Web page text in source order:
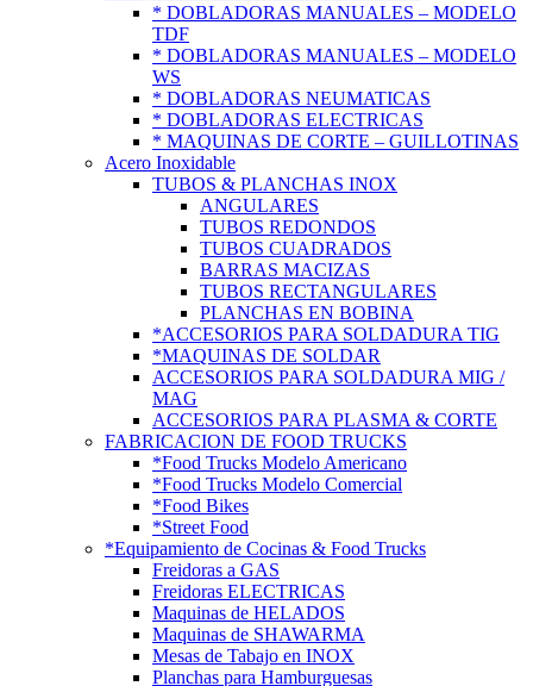
* DOBLADORAS MANUALES – MODELO
TDF
* DOBLADORAS MANUALES – MODELO
WS
* DOBLADORAS NEUMATICAS
* DOBLADORAS ELECTRICAS
* MAQUINAS DE CORTE – GUILLOTINAS
Acero Inoxidable
TUBOS & PLANCHAS INOX
ANGULARES
TUBOS REDONDOS
TUBOS CUADRADOS
BARRAS MACIZAS
TUBOS RECTANGULARES
PLANCHAS EN BOBINA
*ACCESORIOS PARA SOLDADURA TIG
*MAQUINAS DE SOLDAR
ACCESORIOS PARA SOLDADURA MIG /
MAG
ACCESORIOS PARA PLASMA & CORTE
FABRICACION DE FOOD TRUCKS
*Food Trucks Modelo Americano
*Food Trucks Modelo Comercial
*Food Bikes
*Street Food
*Equipamiento de Cocinas & Food Trucks
Freidoras a GAS
Freidoras ELECTRICAS
Maquinas de HELADOS
Maquinas de SHAWARMA
Mesas de Tabajo en INOX
Planchas para Hamburguesas